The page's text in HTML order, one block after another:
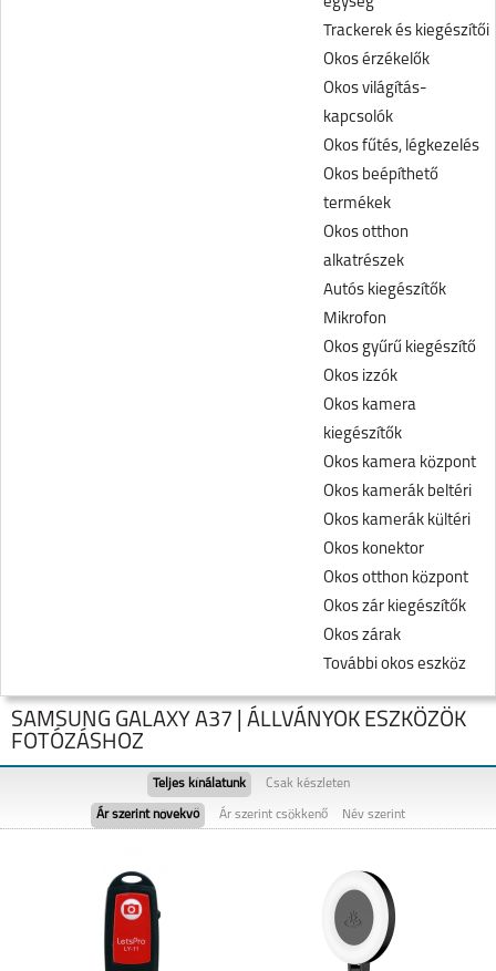
Trackerek és kiegészítői
Okos érzékelők
Okos világítás-
kapcsolók
Okos fűtés, légkezelés
Okos beépíthető
termékek
Okos otthon
alkatrészek
Autós kiegészítők
Mikrofon
Okos gyűrű kiegészítő
Okos izzók
Okos kamera
kiegészítők
Okos kamera központ
Okos kamerák beltéri
Okos kamerák kültéri
Okos konektor
Okos otthon központ
Okos zár kiegészítők
Okos zárak
További okos eszköz
SAMSUNG GALAXY
SAMSUNG GALAXY
FOLD8 ULTRA
SAMSUNG GALAXY A37 | ÁLLVÁNYOK ESZKÖZÖK
FOTÓZÁSHOZ
Teljes kínálatunk Csak készleten
Ár szerint növekvő Ár szerint csökkenő Név szerint